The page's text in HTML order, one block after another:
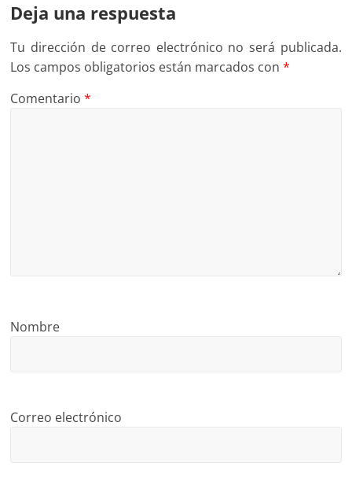
Deja una respuesta
Tu dirección de correo electrónico no será publicada.
Los campos obligatorios están marcados con*
Comentario*
Nombre
Correo electrónico